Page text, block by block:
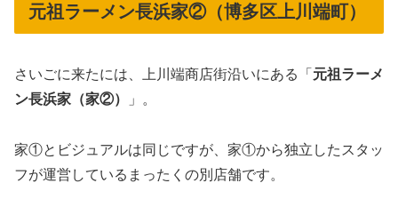
元祖ラーメン長浜家②（博多区上川端町）
さいごに来たには、上川端商店街沿いにある「 元祖ラーメ
ン長浜家（家②）
」。
家①とビジュアルは同じですが、家①から独立したスタッ
フが運営しているまったくの別店舗です。